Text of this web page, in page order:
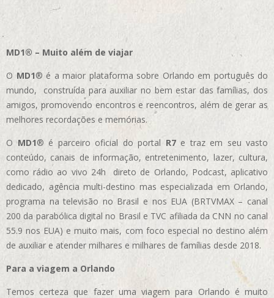
MD1® – Muito além de viajar
O MD1® é a maior plataforma sobre Orlando em português do
mundo, construída para auxiliar no bem estar das famílias, dos
amigos, promovendo encontros e reencontros, além de gerar as
melhores recordações e memórias.
OMD1® é parceiro oficial do portal R7e traz em seu vasto
conteúdo, canais de informação, entretenimento, lazer, cultura,
como rádio ao vivo 24h direto de Orlando, Podcast, aplicativo
dedicado, agência multi-destino mas especializada em Orlando,
programa na televisão no Brasil e nos EUA (BRTVMAX – canal
200 da parabólica digital no Brasil e TVC afiliada da CNN no canal
55.9 nos EUA) e muito mais, com foco especial no destino além
de auxiliar e atender milhares e milhares de famílias desde 2018.
Para a viagem a Orlando
Temos certeza que fazer uma viagem para Orlando é muito